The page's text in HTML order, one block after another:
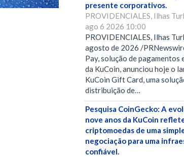
presente corporativos.
PROVIDENCIALES, Ilhas
ago 6 2026 10:00
PROVIDENCIALES, Ilhas
agosto de 2026 /
Pay, solução de pagamentos
da KuCoin, anunciou hoje o
KuCoin Gift Card, uma
distribuição de…
Pesquisa CoinGecko: A
nove anos da KuCoin
criptomoedas de uma
negociação para uma
confiável.